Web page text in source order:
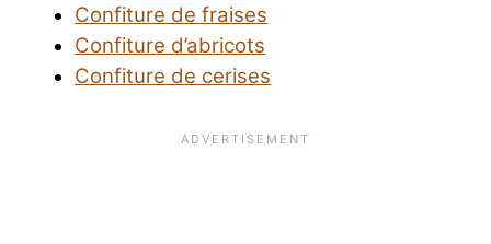
Confiture de fraises
Confiture d’abricots
Confiture de cerises